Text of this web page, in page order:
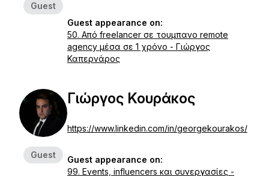
Guest
Guest appearance on:
50. Από freelancer σε τουμπανο remote
agency μέσα σε 1 χρόνο - Γιώργος
Καπερνάρος
Guest
Γιώργος Κουράκος
https://www.linkedin.com/in/georgekourakos/
Guest appearance on:
99. Events, influencers και συνεργασίες -